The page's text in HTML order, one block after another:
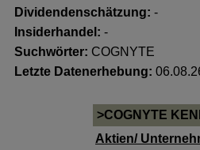
Dividendenschätzung: -
Insiderhandel : -
Suchwörter: COGNYTE
Letzte Datenerhebung:
>COGNYTE
Aktien/